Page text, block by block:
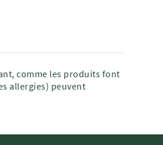
comme les produits font
allergies) peuvent